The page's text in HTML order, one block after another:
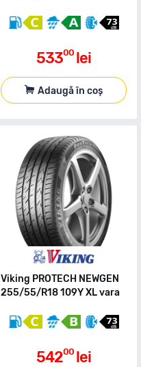
53300 lei
Adaugă în coș
Viking PROTECH NEWGEN
255/55/R18 109Y XL vara
54200 lei